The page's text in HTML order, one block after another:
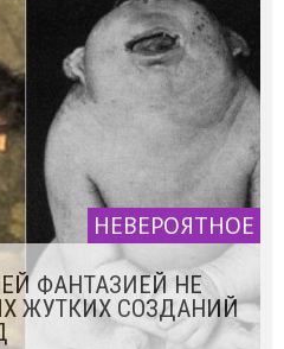
НЕВЕРОЯТНОЕ
ФАНТАЗИЕЙ НЕ
ЖУТКИХ СОЗДАНИЙ